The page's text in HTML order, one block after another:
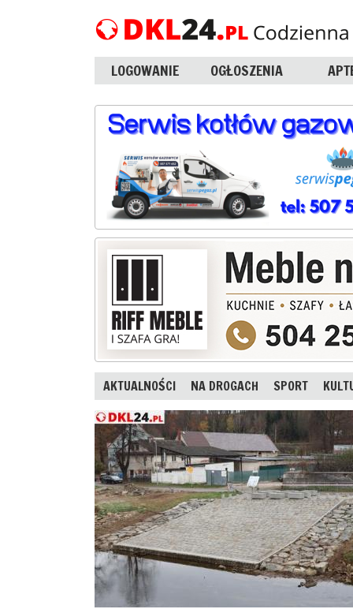
LOGOWANIE OGŁOSZENIA
AKTUALNOŚCI NA DROGACH SPORT